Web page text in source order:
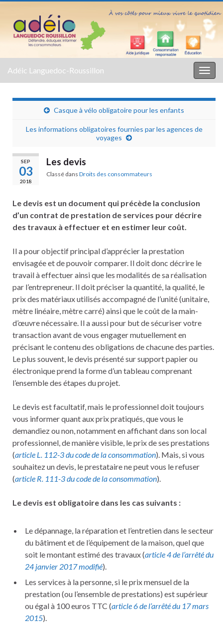
Adéic Languedoc-Roussillon
Casque à vélo obligatoire pour les enfants
Les informations obligatoires fournies par les agences de
voyages
SEP
03
2018
Les devis
Classé dans Droits des consommateurs
Le devis est un document qui précède la conclusion
d’un contrat de prestation de services pour décrire
des travaux à effectuer et en estimer leur coût.
Il a pour objectif principal d’apprécier la prestation
envisagée et de pouvoir comparer. Il doit donc décrire le
travail à effectuer ainsi que les modalités de sa réalisation
par l’entrepreneur. Il doit préciser la quantité, la qualité, le
prix des matériaux utilisés accompagné de l’unité (unitaire,
mètre linéaire, mètre carré) ainsi que le coût de la main-
d’œuvre nécessaire. Il a aussi pour but de sécuriser votre
transaction avant de vous engager mutuellement en
précisant le contenu des obligations de chacune des parties.
Le plus souvent, le devis présenté sur support papier ou
électronique prend la forme d’un tableau comprenant
l’ensemble des étapes du projet.
Le devis est facultatif, mais le professionnel doit toujours
vous informer quant aux prix pratiqués, que vous le
demandiez ou non, notamment en affichant dans son local
professionnel, de manière visible, le prix de ses prestations
(article L. 112-3 du code de la consommation). Mais, si vous
souhaitez un devis, le prestataire ne peut vous le refuser
(article R. 111-3 du code de la consommation).
Le devis est obligatoire dans les cas suivants :
Le dépannage, la réparation et l’entretien dans le secteur
du bâtiment et de l’équipement de la maison, quel que
soit le montant estimé des travaux (article 4 de l’arrêté du
24 janvier 2017 modifié).
Les services à la personne, si le prix mensuel de la
prestation (ou l’ensemble de prestations) est supérieur
ou égal à 100 euros TTC (article 6 de l’arrêté du 17 mars
2015).